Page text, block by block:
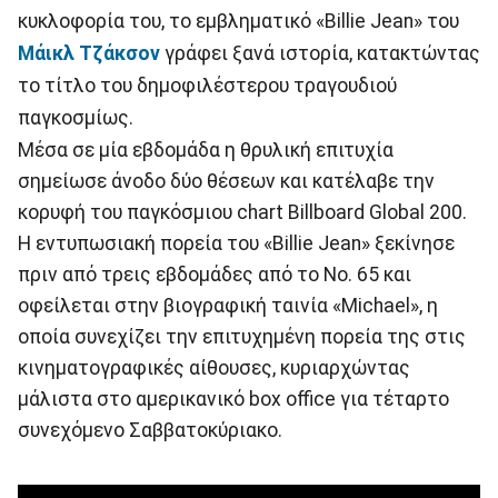
κυκλοφορία του, το εμβληματικό «Billie Jean» του
Μάικλ Τζάκσον γράφει ξανά ιστορία, κατακτώντας
το τίτλο του δημοφιλέστερου τραγουδιού
παγκοσμίως.
Μέσα σε μία εβδομάδα η θρυλική επιτυχία
σημείωσε άνοδο δύο θέσεων και κατέλαβε την
κορυφή του παγκόσμιου chart Billboard Global 200.
Η εντυπωσιακή πορεία του «Billie Jean» ξεκίνησε
πριν από τρεις εβδομάδες από το No. 65 και
οφείλεται στην βιογραφική ταινία «Michael», η
οποία συνεχίζει την επιτυχημένη πορεία της στις
κινηματογραφικές αίθουσες, κυριαρχώντας
μάλιστα στο αμερικανικό box office για τέταρτο
συνεχόμενο Σαββατοκύριακο.